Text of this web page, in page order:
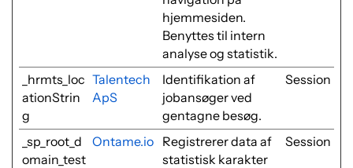
hjemmesiden.
Benyttes til intern
analyse og statistik.
_hrmts_loc
ationStrin
g
Talentech
ApS
Identifikation af
jobansøger ved
gentagne besøg.
Session
_sp_root_d
omain_test
Ontame.io Registrerer data af
statistisk karakter
Session